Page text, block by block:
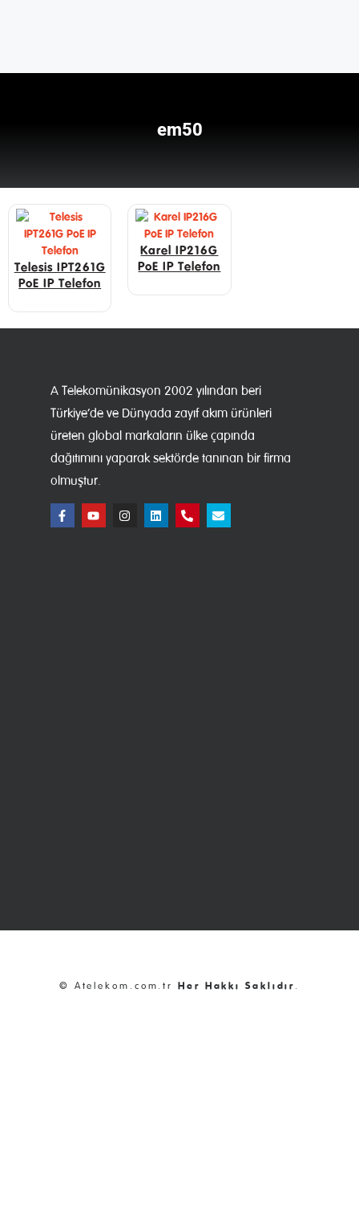
em50
Telesis IPT261G
PoE IP Telefon
Karel IP216G
PoE IP Telefon
A Telekomünikasyon 2002 yılından beri
Türkiye’de ve Dünyada zayıf akım ürünleri
üreten global markaların ülke çapında
dağıtımını yaparak sektörde tanınan bir firma
olmuştur.
© Atelekom.com.trHer Hakkı Saklıdır .